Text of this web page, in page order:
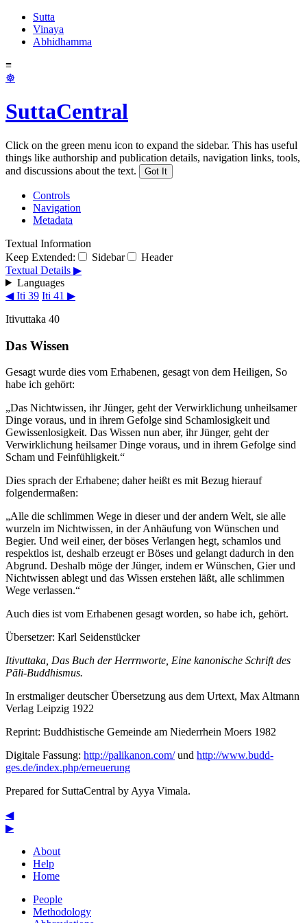
Sutta
Vinaya
Abhidhamma
≡
☸
SuttaCentral
Click on the green menu icon to expand the sidebar. This has useful
things like authorship and publication details, navigation links, tools,
and discussions about the text.
Got It
Controls
Navigation
Metadata
Textual Information
Keep Extended:
Sidebar
Header
Textual Details ▶
Languages
◀ Iti 39 Iti 41 ▶
Itivuttaka 40
Das Wissen
Gesagt wurde dies vom Erhabenen, gesagt von dem Heiligen, So
habe ich gehört:
„Das Nichtwissen, ihr Jünger, geht der Verwirklichung unheilsamer
Dinge voraus, und in ihrem Gefolge sind Schamlosigkeit und
Gewissenlosigkeit. Das Wissen nun aber, ihr Jünger, geht der
Verwirklichung heilsamer Dinge voraus, und in ihrem Gefolge sind
Scham und Feinfühligkeit.“
Dies sprach der Erhabene; daher heißt es mit Bezug hierauf
folgendermaßen:
„Alle die schlimmen Wege in dieser und der andern Welt, sie alle
wurzeln im Nichtwissen, in der Anhäufung von Wünschen und
Begier. Und weil einer, der böses Verlangen hegt, schamlos und
respektlos ist, deshalb erzeugt er Böses und gelangt dadurch in den
Abgrund. Deshalb möge der Jünger, indem er Wünschen, Gier und
Nichtwissen ablegt und das Wissen erstehen läßt, alle schlimmen
Wege verlassen.“
Auch dies ist vom Erhabenen gesagt worden, so habe ich, gehört.
Übersetzer: Karl Seidenstücker
Itivuttaka, Das Buch der Herrnworte, Eine kanonische Schrift des
Pāli-Buddhismus.
In erstmaliger deutscher Übersetzung aus dem Urtext, Max Altmann
Verlag Leipzig 1922
Reprint: Buddhistische Gemeinde am Niederrhein Moers 1982
Digitale Fassung: http://palikanon.com/und http://www.budd-
ges.de/index.php/erneuerung
Prepared for SuttaCentral by Ayya Vimala.
◀
▶
About
Help
Home
People
Methodology